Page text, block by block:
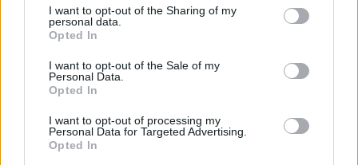
I want to opt-out of the Sharing of my
personal data.
Opted In
I want to opt-out of the Sale of my
Personal Data.
Opted In
I want to opt-out of processing my
Personal Data for Targeted Advertising.
Opted In
Tipo dePrecio
Gasolina 95
0,00€ 4l.- 0,00€
0,00€ 2l.- 0,00€ 3l.- 0,00€ 4l.- 0,00€
Bio diesel